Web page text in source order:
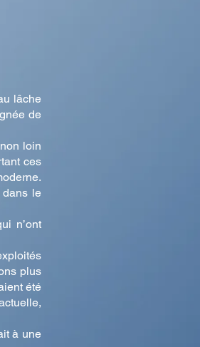
lâche
de
loin
ces
dans le
n’ont
plus
été
à une